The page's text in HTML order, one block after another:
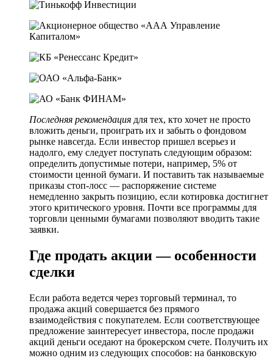
Последняя рекомендация для тех, кто хочет не просто
вложить деньги, проиграть их и забыть о фондовом
рынке навсегда. Если инвестор пришел всерьез и
надолго, ему следует поступать следующим образом:
определить допустимые потери, например, 5% от
стоимости ценной бумаги. И поставить так называемые
приказы стоп-лосс — распоряжение системе
немедленно закрыть позицию, если котировка достигнет
этого критического уровня. Почти все программы для
торговли ценными бумагами позволяют вводить такие
заявки.
Где продать акции — особенности
сделки
Если работа ведется через торговый терминал, то
продажа акций совершается без прямого
взаимодействия с покупателем. Если соответствующее
предложение заинтересует инвестора, после продажи
акций деньги оседают на брокерском счете. Получить их
можно одним из следующих способов: на банковскую